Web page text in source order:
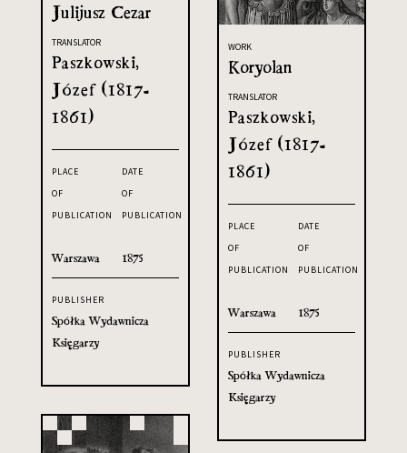
Julijusz Cezar
TRANSLATOR
Paszkowski,
Józef (1817-
1861)
PLACE
OF
PUBLICATION
Warszawa
DATE
OF
PUBLICATION
1875
PUBLISHER
Spółka Wydawnicza
Księgarzy
WORK
Koryolan
TRANSLATOR
Paszkowski,
Józef (1817-
1861)
PLACE
OF
PUBLICATION
Warszawa
DATE
OF
PUBLICATION
1875
PUBLISHER
Spółka Wydawnicza
Księgarzy